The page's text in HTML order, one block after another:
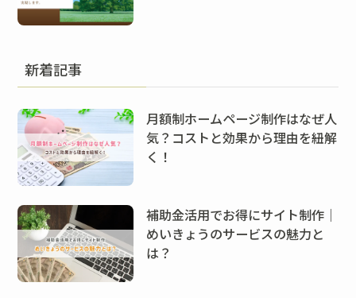
新着記事
月額制ホームページ制作はなぜ人
気？コストと効果から理由を紐解
く！
補助金活用でお得にサイト制作｜
めいきょうのサービスの魅力と
は？